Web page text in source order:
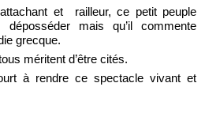
et railleur, ce petit peuple
mais qu’il commente
grecque.
méritent d’être cités.
à rendre ce spectacle vivant et